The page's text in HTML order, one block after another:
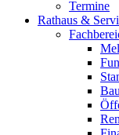
Termine
Rathaus &